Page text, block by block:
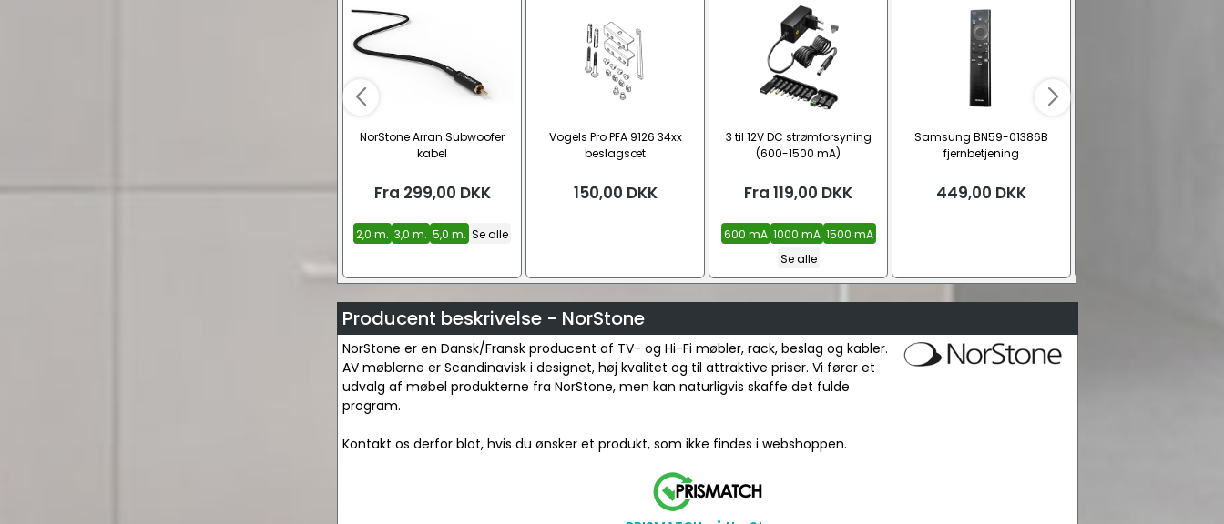
NorStone Arran Subwoofer
kabel
Fra 299,00 DKK
2,0 m. 3,0 m. 5,0 m. Se alle
Vogels Pro PFA 9126 34xx
beslagsæt
150,00 DKK
3 til 12V DC strømforsyning
(600-1500 mA)
Fra 119,00 DKK
600 mA 1000 mA 1500 mA
Se alle
Samsung BN59-01386B
fjernbetjening
449,00 DKK
Producent beskrivelse - NorStone
NorStone er en Dansk/Fransk producent af TV- og Hi-Fi møbler, rack, beslag og kabler.
AV møblerne er Scandinavisk i designet, høj kvalitet og til attraktive priser. Vi fører et
udvalg af møbel produkterne fra NorStone, men kan naturligvis skaffe det fulde
program.
Kontakt os derfor blot, hvis du ønsker et produkt, som ikke findes i webshoppen.